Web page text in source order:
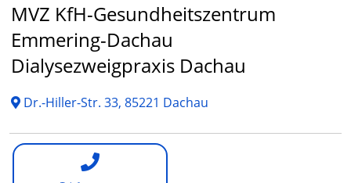
MVZ KfH-Gesundheitszentrum
Emmering-Dachau
Dialysezweigpraxis Dachau
Dr.-Hiller-Str. 33, 85221 Dachau